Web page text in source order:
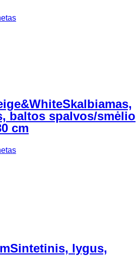
Skalbiamas,
baltos spalvos/smėlio
cm
Sintetinis, lygus,